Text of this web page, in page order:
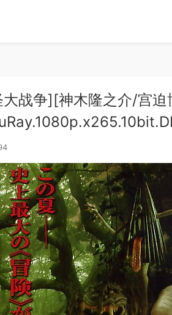
战争][神木隆之介/宫